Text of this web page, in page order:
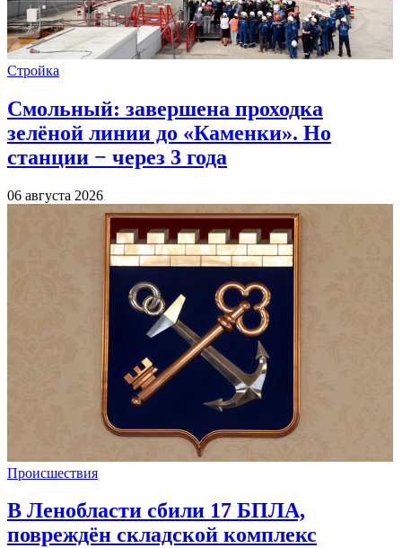
Стройка
Смольный: завершена проходка
зелёной линии до «Каменки». Но
станции − через 3 года
06 августа 2026
Происшествия
В Ленобласти сбили 17 БПЛА,
повреждён складской комплекс